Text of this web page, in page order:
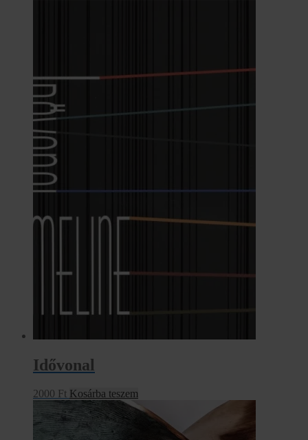
Idővonal
2000 Ft Kosárba teszem